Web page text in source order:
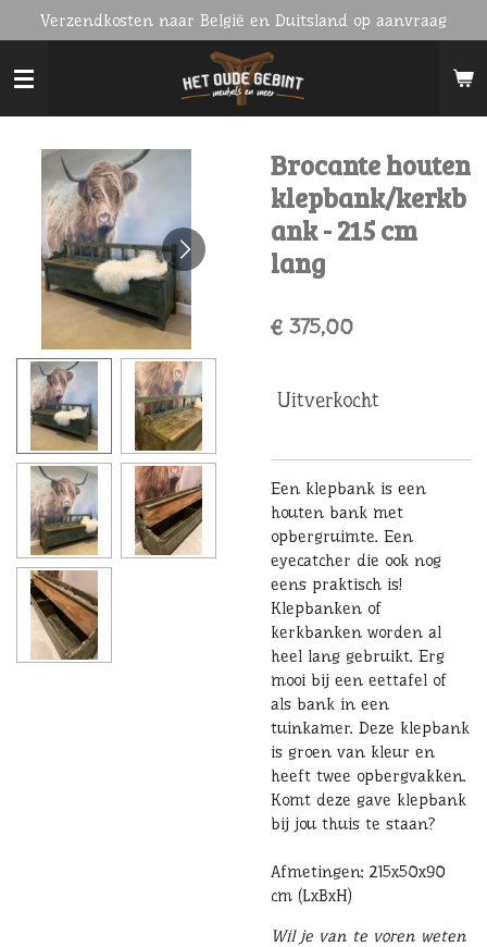
direct
naar
de
hoofdinhoud
Verzendkosten naar België en Duitsland op aanvraag
Brocante houten
klepbank/kerkb
ank - 215 cm
lang
€ 375,00
Uitverkocht
Een klepbank is een
houten bank met
opbergruimte. Een
eyecatcher die ook nog
eens praktisch is!
Klepbanken of
kerkbanken worden al
heel lang gebruikt. Erg
mooi bij een eettafel of
als bank in een
tuinkamer. Deze klepbank
is groen van kleur en
heeft twee opbergvakken.
Komt deze gave klepbank
bij jou thuis te staan?
Afmetingen: 215x50x90
cm (LxBxH)
Wil je van te voren weten